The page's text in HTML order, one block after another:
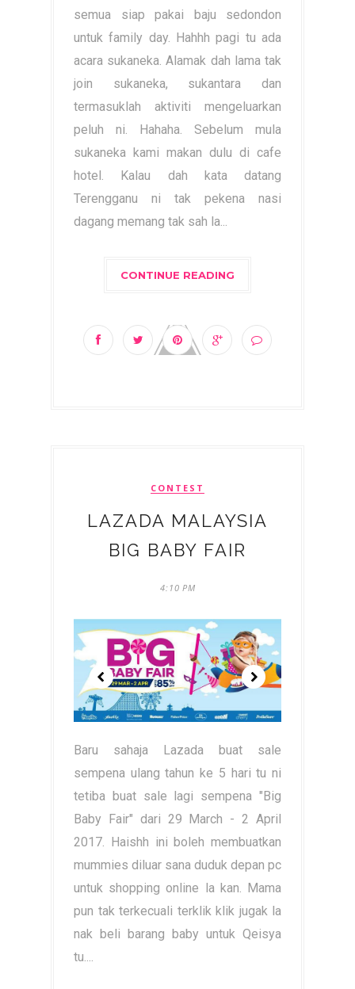
semua siap pakai baju sedondon
untuk family day. Hahhh pagi tu ada
acara sukaneka. Alamak dah lama tak
join sukaneka, sukantara dan
termasuklah aktiviti mengeluarkan
peluh ni. Hahaha. Sebelum mula
sukaneka kami makan dulu di cafe
hotel. Kalau dah kata datang
Terengganu ni tak pekena nasi
dagang memang tak sah la...
CONTINUE READING
CONTEST
LAZADA MALAYSIA
BIG BABY FAIR
4:10 PM
Baru sahaja Lazada buat sale
sempena ulang tahun ke 5 hari tu ni
tetiba buat sale lagi sempena "Big
Baby Fair" dari 29 March - 2 April
2017. Haishh ini boleh membuatkan
mummies diluar sana duduk depan pc
untuk shopping online la kan. Mama
pun tak terkecuali terklik klik jugak la
nak beli barang baby untuk Qeisya
tu....